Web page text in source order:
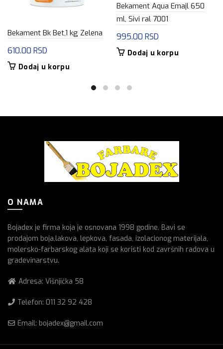
Bekament Bk Bet,1 kg Zelena
610.00 RSD
Dodaj u korpu
Bekament Aqua Emajl 650
ml, Sivi ral 7001
995.00 RSD
Dodaj u korpu
O NAMA
Bojadex je firma koja je osnovana 1998 godine. Bavi se
prodajom boja,lakova, lepkova, fasada, izolacionog materijala,
molersko-farbarskog alata koji se koristi kod završnih radova u
gradevinarstvu.
Adresa: Višnjička 58
Telefon: 011 32 92 428
Email: bojadex@gmail.com